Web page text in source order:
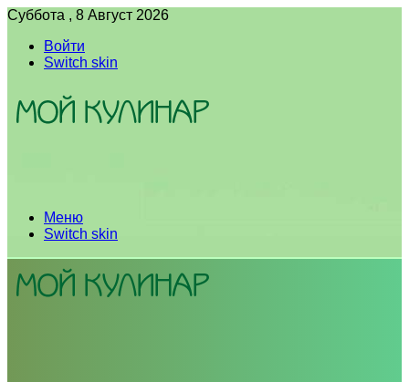
Суббота , 8 Август 2026
Войти
Switch skin
Меню
Switch skin